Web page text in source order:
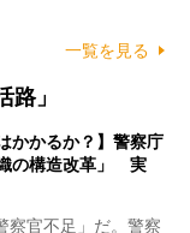
一覧を見る
」
かかるか？】警察庁
の構造改革」 実
官不足」だ。警察